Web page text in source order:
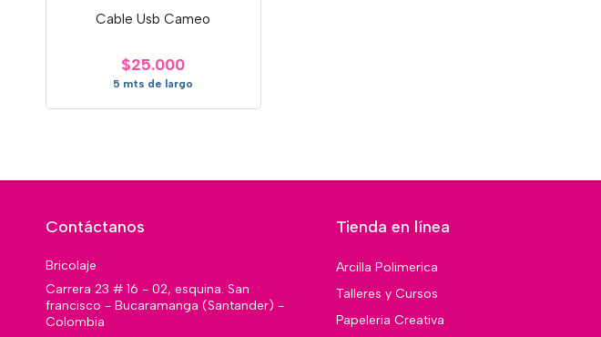
Cable Usb Cameo
$25.000
5 mts de largo
Contáctanos
Bricolaje
Carrera 23 # 16 - 02, esquina. San
francisco - Bucaramanga (Santander) -
Colombia
Tienda en línea
Arcilla Polimerica
Talleres y Cursos
Papeleria Creativa